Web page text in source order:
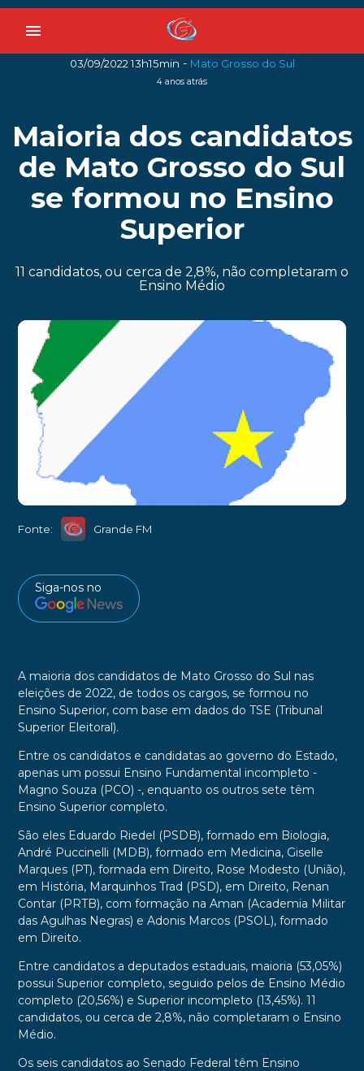
menu
03/09/2022 13h15min - Mato Grosso do Sul
4 anos atrás
Maioria dos candidatos
de Mato Grosso do Sul
se formou no Ensino
Superior
11 candidatos, ou cerca de 2,8%, não completaram o
Ensino Médio
Fonte: Grande FM
Siga-nos no
A maioria dos candidatos de Mato Grosso do Sul nas
eleições de 2022, de todos os cargos, se formou no
Ensino Superior, com base em dados do TSE (Tribunal
Superior Eleitoral).
Entre os candidatos e candidatas ao governo do Estado,
apenas um possui Ensino Fundamental incompleto -
Magno Souza (PCO) -, enquanto os outros sete têm
Ensino Superior completo.
São eles Eduardo Riedel (PSDB), formado em Biologia,
André Puccinelli (MDB), formado em Medicina, Giselle
Marques (PT), formada em Direito, Rose Modesto (União),
em História, Marquinhos Trad (PSD), em Direito, Renan
Contar (PRTB), com formação na Aman (Academia Militar
das Agulhas Negras) e Adonis Marcos (PSOL), formado
em Direito.
Entre candidatos a deputados estaduais, maioria (53,05%)
possui Superior completo, seguido pelos de Ensino Médio
completo (20,56%) e Superior incompleto (13,45%). 11
candidatos, ou cerca de 2,8%, não completaram o Ensino
Médio.
Os seis candidatos ao Senado Federal têm Ensino